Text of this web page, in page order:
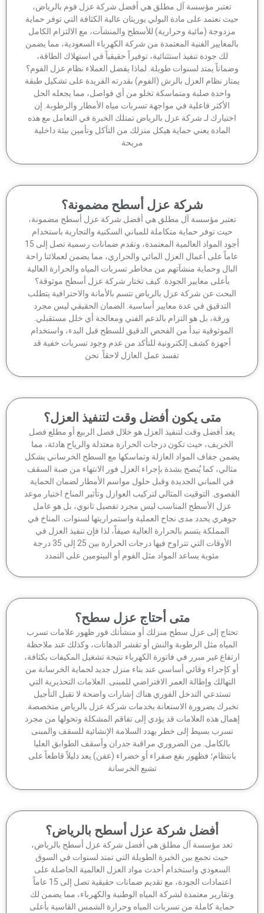
تعتبر مؤسسة آل مطلق هي أفضل شركة عزل فوم بالرياض،
نعتمد على مادة البولي يوريثان عالية الكثافة التي توفر حماية
(مائية وحرارية) للأسطح والمنشآت، مع الالتزام الكامل
الفنية المعتمدة من شركة الكهرباء السعودية، مما يضمن
لك جودة تنفيذ استثنائية، توفيراً حقيقياً في استهلاك الطاقة،
يمتد لسنوات طويلة. لماذا يفضل العملاء نظام عزل الفوم؟
نظام العزل بالرش (الفوم) بقدرته الفريدة على تشكيل طبقة
واحدة صلبة ومتماسكة تخلو من أي فواصل، مما يجعله الحل
الأكثر فاعلية في مواجهة تسربات مياه الأمطار والرطوبة. إن
لـ شركة عزل بالرياض تمتلك الخبرة في التعامل مع هذه
المادة يعني حماية هيكل منزلك من التآكل وتأمين بيئة داخلية
شركة عزل أسطح مضمونة؟
مؤسسة آل مطلق هي أفضل شركة عزل أسطح مضمونة،
حيث توفر حماية متكاملة للمباني السكنية والتجارية باستخدام
أجود المواد العالمية المعتمدة، وتقدم ضمانات رسمية تصل إلى 15
على أعمال العزل المائي والحراري، مما يضمن لعملائنا راحة
وحماية منشآتهم من مخاطر تسربات المياه والحرارة العالية
بأعلى معايير الجودة. كيف تختار شركة عزل أسطح موثوقة؟
عن شركة عزل بالرياض تتسم بالأمانة والاحترافية يتطلب
التدقيق في عدة معايير أساسية. الضمان الحقيقي ليس مجرد
ورقة، بل هو التزام بالدعم الفني ومعالجة أي خلل مستقبلي.
الموثوقية تبدأ من الفحص الدقيق للسطح قبل البدء، واستخدام
أجهزة كشف إلكترونية للتأكد من عدم وجود تسربات خفية قد
تفسد عمل العازل لاحقاً. نحن
متى يكون أفضل وقت لتنفيذ العزل؟
أفضل وقت لتنفيذ العزل هو خلال فصل الربيع أو مطلع فصل
الخريف، حيث تكون درجات الحرارة معتدلة والرياح هادئة، مما
جفاف المواد العازلة وتماسكها مع السطح الخرساني بشكل
كما يُنصح بشدة بإجراء العزل فور الانتهاء من صبة السقف
في المباني الجديدة وقبل حلول مواسم الأمطار لضمان الحماية
التوقيت المثالي لتركيب العوازل وتأثير المناخ اختيار موعد
عزل الأسطح المناسب ليس مجرد تفصيل ثانوي، بل هو عامل
يحدد مدى نجاح العملية واستمراريتها لسنوات. المناخ في
المملكة يتسم بالحرارة العالية صيفاً، لذا فإن تنفيذ العزل في
الأوقات التي تتراوح فيها درجات الحرارة بين 25 إلى 35 درجة
مئوية يساعد المواد مثل الفوم أو البيتومين على التمدد
متى أحتاج عزل سطح؟
إلى عزل سطح منزلك أو منشأتك فور ظهور علامات تسرب
مثل الرطوبة والنش أو تقشر الدهانات، وكذلك عند ملاحظة
غير مبرر في فاتورة الكهرباء نتيجة تشغيل المكيفات بكثافة،
كإجراء وقائي أساسي عند بناء منزل جديد لحماية الخرسانة من
وإطالة العمر الافتراضي للمبنى. العلامات التحذيرية التي
تستدعي التدخل الفوري هناك إشارات واضحة لا تقبل التأجيل
بضرورة الاستعانة بخدمات شركة عزل بالرياض متخصصة.
هذه العلامات قد يؤدي إلى تفاقم المشكلة وتحولها من مجرد
تسرب بسيط إلى خطر يهدد السلامة الإنشائية للسقف والمبنى
بالكامل. من الضروري مراقبة جدران وأسقف الطوابق العليا
فظهور بقع صفراء أو خضراء (عفن) يعد دليلاً قاطعاً على
تشبع الخرسانة
أفضل شركة عزل أسطح بالرياض؟
تعد مؤسسة آل مطلق هي أفضل شركة عزل أسطح بالرياض،
حيث تجمع بين الخبرة الطويلة التي تمتد لسنوات في السوق
السعودي واستخدام أحدث مواد العزل العالمية الحاصلة على
اعتمادات الجودة، مع تقديم ضمانات حقيقية تصل إلى 15 عاماً
وتقارير معتمدة لشركة المياه الوطنية والكهرباء، مما يضمن لك
حماية كاملة من تسربات المياه وحرارة الشمس القاسية بأعلى